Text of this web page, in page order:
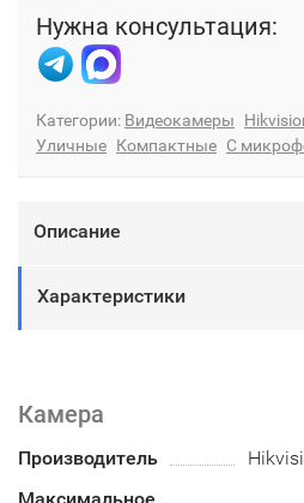
Нужна консультация:
Категории: Видеокамеры
Уличные Компактные С
Описание
Характеристики
Камера
Производитель